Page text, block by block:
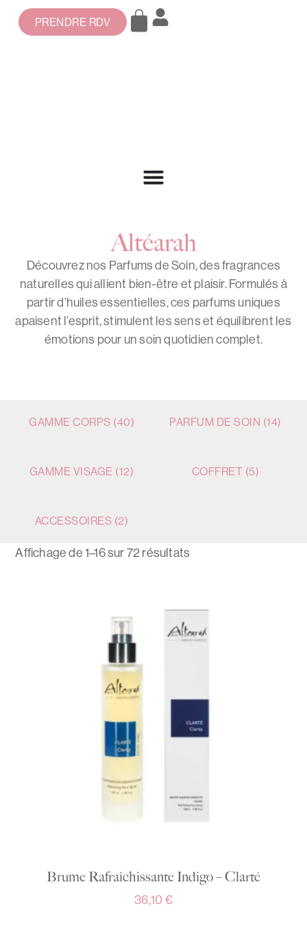
PRENDRE RDV
Altéarah
Découvrez nos Parfums de Soin, des fragrances
naturelles qui allient bien-être et plaisir. Formulés à
partir d’huiles essentielles, ces parfums uniques
apaisent l’esprit, stimulent les sens et équilibrent les
émotions pour un soin quotidien complet.
GAMME CORPS (40) PARFUM DE SOIN (14)
GAMME VISAGE (12) COFFRET (5)
ACCESSOIRES (2)
Affichage de 1–16 sur 72 résultats
Brume Rafraîchissante Indigo – Clarté
36,10€